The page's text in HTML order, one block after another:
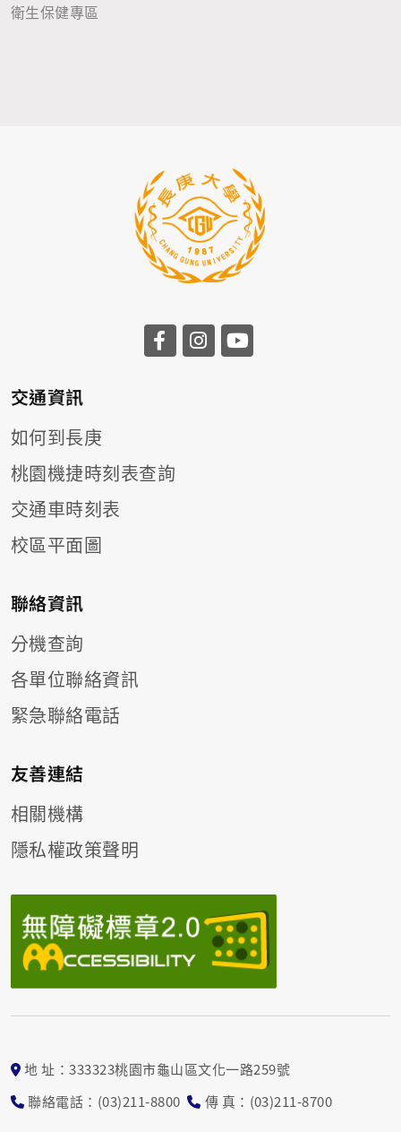
衛生保健專區
前往長庚大學facebook
前往長庚大學
交通資訊
如何到長庚
桃園機捷時刻表查詢
交通車時刻表
校區平面圖
聯絡資訊
分機查詢
各單位聯絡資訊
緊急聯絡電話
友善連結
相關機構
隱私權政策聲明
地 址：333323桃園市龜山區文化一路259號
聯絡電話：(03)211-8800
傳 真：(03)211-8700